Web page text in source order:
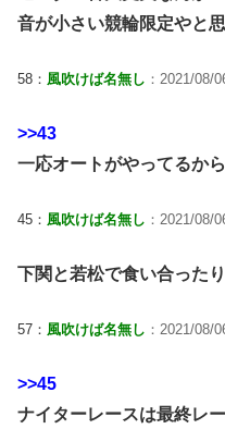
音が小さい競輪限定やと
58： 風吹けば名無し ：2021/08/
>>43
一応オートがやってるか
45： 風吹けば名無し ：2021/08/
下関と若松で食い合った
57： 風吹けば名無し ：2021/08/
>>45
ナイターレースは最終レ